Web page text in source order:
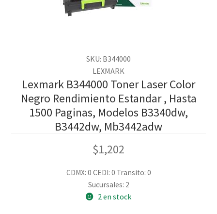
SKU: B344000
LEXMARK
Lexmark B344000 Toner Laser Color
Negro Rendimiento Estandar , Hasta
1500 Paginas, Modelos B3340dw,
B3442dw, Mb3442adw
$1,202
CDMX: 0 CEDI: 0 Transito: 0
Sucursales: 2
2 en stock